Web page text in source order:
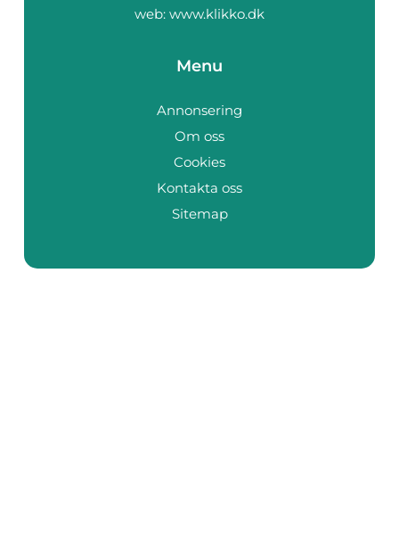
web: www.klikko.dk
Menu
Annonsering
Om oss
Cookies
Kontakta oss
Sitemap